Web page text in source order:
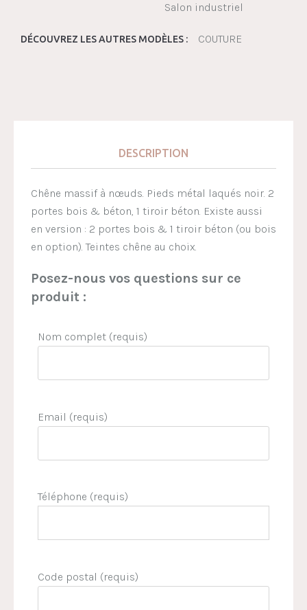
Salon industriel
DÉCOUVREZ LES AUTRES MODÈLES : COUTURE
DESCRIPTION
Chêne massif à nœuds. Pieds métal laqués noir. 2
portes bois & béton, 1 tiroir béton. Existe aussi
en version : 2 portes bois & 1 tiroir béton (ou bois
en option). Teintes chêne au choix.
Posez-nous vos questions sur ce
produit :
Nom complet (requis)
Email (requis)
Téléphone (requis)
Code postal (requis)